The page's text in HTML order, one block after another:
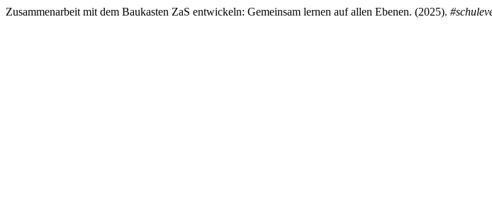
Zusammenarbeit mit dem Baukasten ZaS entwickeln: Gemeinsam lernen auf allen Ebenen. (2025).